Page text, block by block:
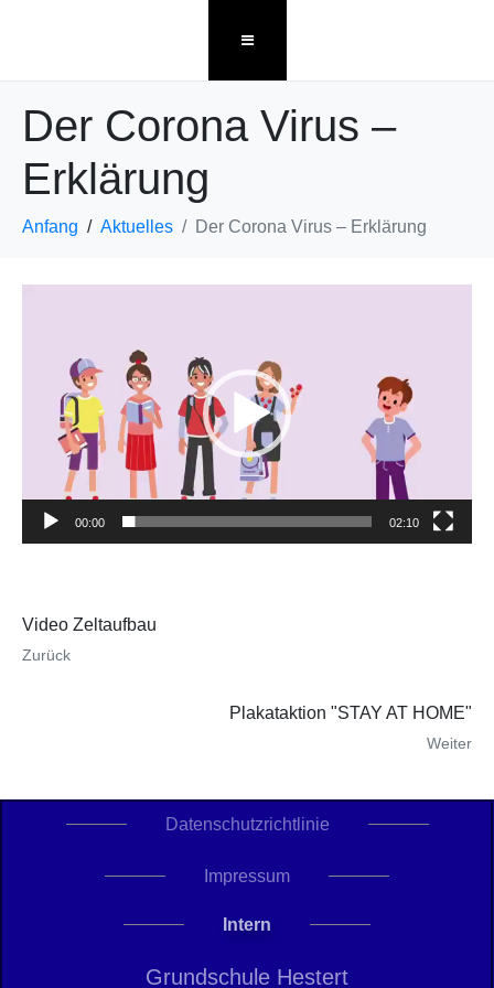
Der Corona Virus –
Erklärung
Anfang Aktuelles Der Corona Virus – Erklärung
00:00 02:10
Video Zeltaufbau
Zurück
Plakataktion "STAY AT HOME"
Weiter
Datenschutzrichtlinie
Impressum
Intern
Grundschule Hestert